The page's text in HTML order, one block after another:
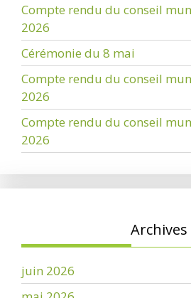
Compte rendu du conseil
2026
Cérémonie du 8 mai
Compte rendu du conseil
2026
Compte rendu du conseil
2026
Archives
juin 2026